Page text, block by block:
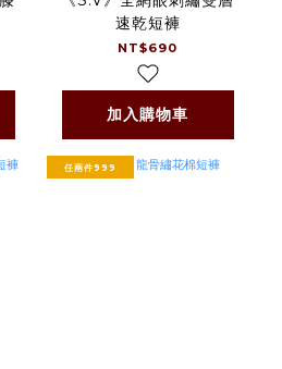
速乾短褲
NT$690
加入購物車
任兩件999